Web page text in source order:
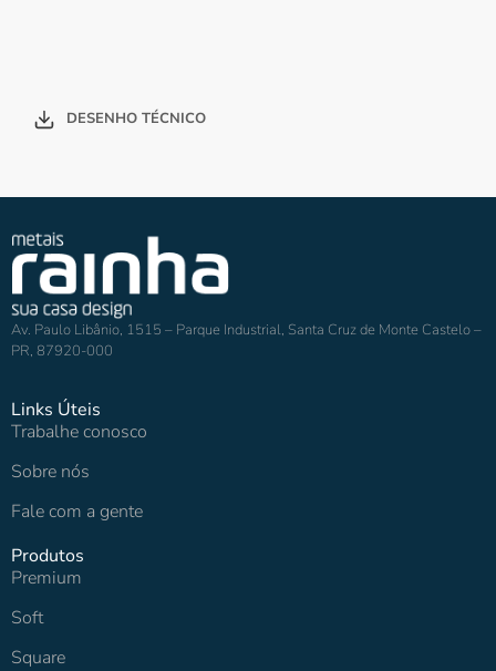
DESENHO TÉCNICO
Av. Paulo Libânio, 1515 – Parque Industrial, Santa Cruz de Monte Castelo –
PR, 87920-000
Links Úteis
Trabalhe conosco
Sobre nós
Fale com a gente
Produtos
Premium
Soft
Square